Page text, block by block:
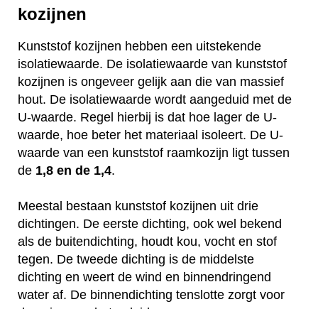
kozijnen
Kunststof kozijnen hebben een uitstekende
isolatiewaarde. De isolatiewaarde van kunststof
kozijnen is ongeveer gelijk aan die van massief
hout. De isolatiewaarde wordt aangeduid met de
U-waarde. Regel hierbij is dat hoe lager de U-
waarde, hoe beter het materiaal isoleert. De U-
waarde van een kunststof raamkozijn ligt tussen
de 1,8 en de 1,4.
Meestal bestaan kunststof kozijnen uit drie
dichtingen. De eerste dichting, ook wel bekend
als de buitendichting, houdt kou, vocht en stof
tegen. De tweede dichting is de middelste
dichting en weert de wind en binnendringend
water af. De binnendichting tenslotte zorgt voor